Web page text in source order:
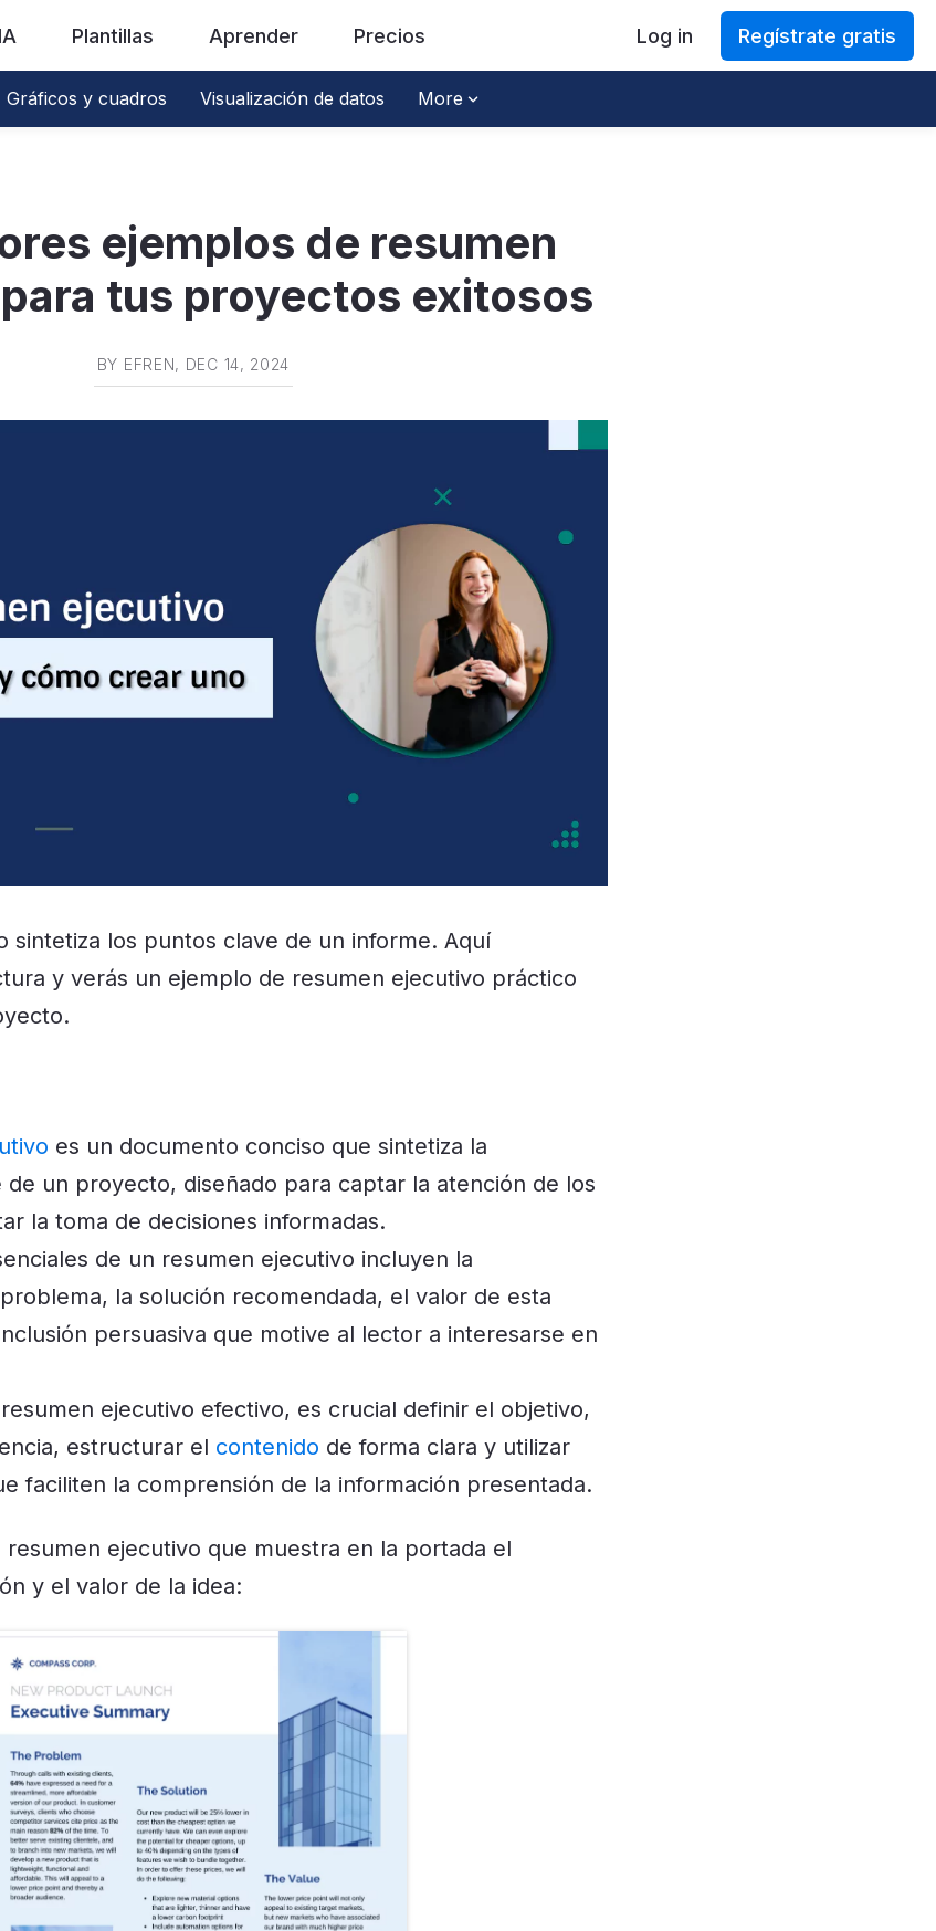
IA Plantillas Aprender Precios Log in Regístrate gratis
Gráficos y cuadros Visualización de datos More
ejemplos de resumen
tus proyectos exitosos
BY EFREN, DEC 14, 2024
sintetiza los puntos clave de un informe. Aquí
y verás un ejemplo de resumen ejecutivo práctico
es un documento conciso que sintetiza la
de un proyecto, diseñado para captar la atención de los
la toma de decisiones informadas.
de un resumen ejecutivo incluyen la
la solución recomendada, el valor de esta
persuasiva que motive al lector a interesarse en
ejecutivo efectivo, es crucial definir el objetivo,
estructurar el contenido de forma clara y utilizar
faciliten la comprensión de la información presentada.
ejecutivo que muestra en la portada el
y el valor de la idea: